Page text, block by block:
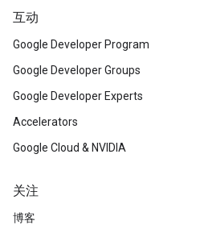
互动
Google Developer Program
Google Developer Groups
Google Developer Experts
Accelerators
Google Cloud & NVIDIA
关注
博客